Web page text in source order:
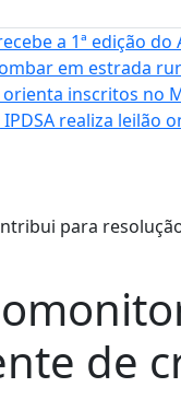
a 1ª edição do
em estrada
inscritos no
IPDSA realiza leilão
de